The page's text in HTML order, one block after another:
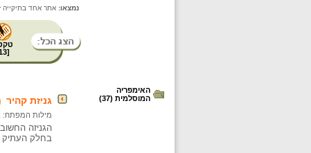
נמצאו: אתר אחד בתיקייה
[
האימפריה
המוסלמית (37)
גניזת קהיר
מילות המפתח:
בחלק העתיק